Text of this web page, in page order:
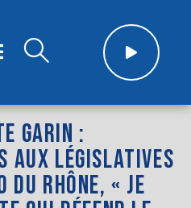
GARIN :
AUX LÉGISLATIVES
DU RHÔNE, « JE